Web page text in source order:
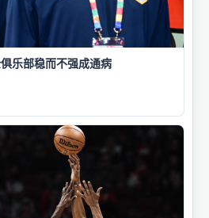
乐部稳而不强成通病